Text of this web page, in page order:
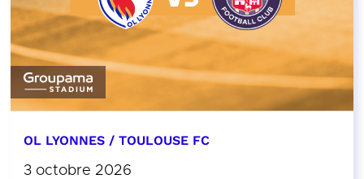
OL LYONNES / TOULOUSE FC
3 octobre 2026